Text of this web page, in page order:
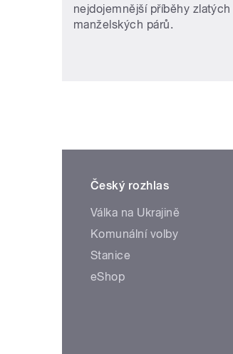
nejdojemnější příběhy zlatých
manželských párů.
Český rozhlas
Válka na Ukrajině
Komunální volby
Stanice
eShop